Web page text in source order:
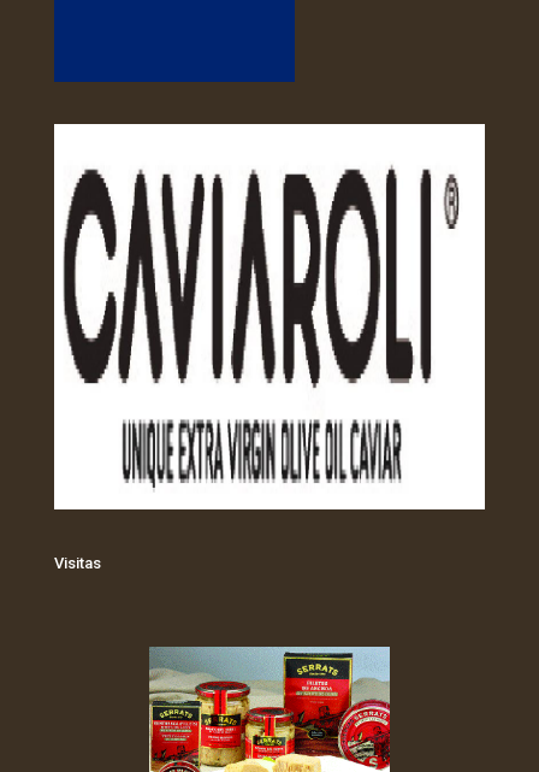
Visitas